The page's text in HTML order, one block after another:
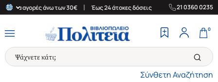
για αγορές άνω των 30€ Έως 24 άτοκες δόσεις | Δωρεάν
21 0360 0235
Σύνθετη Αναζήτηση
0